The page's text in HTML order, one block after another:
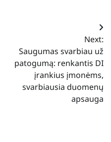
Next:
Saugumas svarbiau už
patogumą: renkantis DI
įrankius įmonėms,
svarbiausia duomenų
apsauga